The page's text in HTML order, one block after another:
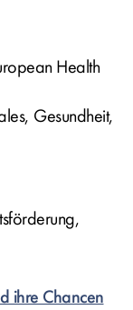
Health
Gesundheit,
ihre Chancen